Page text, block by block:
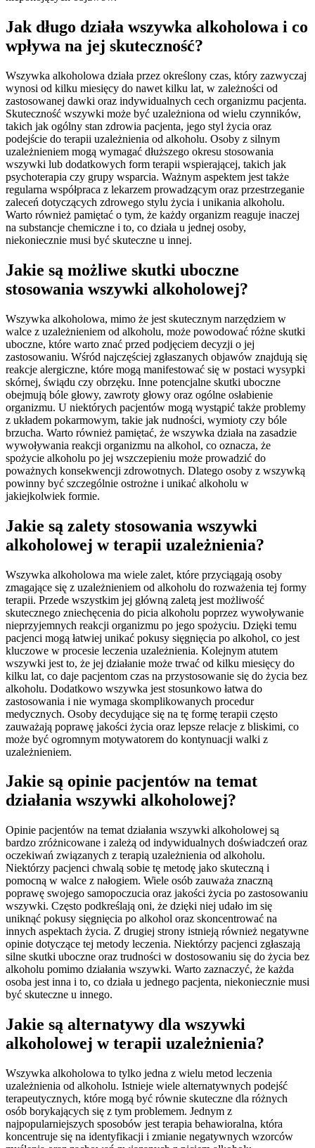
Jak długo działa wszywka alkoholowa i co
wpływa na jej skuteczność?
Wszywka alkoholowa działa przez określony czas, który zazwyczaj
wynosi od kilku miesięcy do nawet kilku lat, w zależności od
zastosowanej dawki oraz indywidualnych cech organizmu pacjenta.
Skuteczność wszywki może być uzależniona od wielu czynników,
takich jak ogólny stan zdrowia pacjenta, jego styl życia oraz
podejście do terapii uzależnienia od alkoholu. Osoby z silnym
uzależnieniem mogą wymagać dłuższego okresu stosowania
wszywki lub dodatkowych form terapii wspierającej, takich jak
psychoterapia czy grupy wsparcia. Ważnym aspektem jest także
regularna współpraca z lekarzem prowadzącym oraz przestrzeganie
zaleceń dotyczących zdrowego stylu życia i unikania alkoholu.
Warto również pamiętać o tym, że każdy organizm reaguje inaczej
na substancje chemiczne i to, co działa u jednej osoby,
niekoniecznie musi być skuteczne u innej.
Jakie są możliwe skutki uboczne
stosowania wszywki alkoholowej?
Wszywka alkoholowa, mimo że jest skutecznym narzędziem w
walce z uzależnieniem od alkoholu, może powodować różne skutki
uboczne, które warto znać przed podjęciem decyzji o jej
zastosowaniu. Wśród najczęściej zgłaszanych objawów znajdują się
reakcje alergiczne, które mogą manifestować się w postaci wysypki
skórnej, świądu czy obrzęku. Inne potencjalne skutki uboczne
obejmują bóle głowy, zawroty głowy oraz ogólne osłabienie
organizmu. U niektórych pacjentów mogą wystąpić także problemy
z układem pokarmowym, takie jak nudności, wymioty czy bóle
brzucha. Warto również pamiętać, że wszywka działa na zasadzie
wywoływania reakcji organizmu na alkohol, co oznacza, że
spożycie alkoholu po jej wszczepieniu może prowadzić do
poważnych konsekwencji zdrowotnych. Dlatego osoby z wszywką
powinny być szczególnie ostrożne i unikać alkoholu w
jakiejkolwiek formie.
Jakie są zalety stosowania wszywki
alkoholowej w terapii uzależnienia?
Wszywka alkoholowa ma wiele zalet, które przyciągają osoby
zmagające się z uzależnieniem od alkoholu do rozważenia tej formy
terapii. Przede wszystkim jej główną zaletą jest możliwość
skutecznego zniechęcenia do picia alkoholu poprzez wywoływanie
nieprzyjemnych reakcji organizmu po jego spożyciu. Dzięki temu
pacjenci mogą łatwiej unikać pokusy sięgnięcia po alkohol, co jest
kluczowe w procesie leczenia uzależnienia. Kolejnym atutem
wszywki jest to, że jej działanie może trwać od kilku miesięcy do
kilku lat, co daje pacjentom czas na przystosowanie się do życia bez
alkoholu. Dodatkowo wszywka jest stosunkowo łatwa do
zastosowania i nie wymaga skomplikowanych procedur
medycznych. Osoby decydujące się na tę formę terapii często
zauważają poprawę jakości życia oraz lepsze relacje z bliskimi, co
może być ogromnym motywatorem do kontynuacji walki z
uzależnieniem.
Jakie są opinie pacjentów na temat
działania wszywki alkoholowej?
Opinie pacjentów na temat działania wszywki alkoholowej są
bardzo zróżnicowane i zależą od indywidualnych doświadczeń oraz
oczekiwań związanych z terapią uzależnienia od alkoholu.
Niektórzy pacjenci chwalą sobie tę metodę jako skuteczną i
pomocną w walce z nałogiem. Wiele osób zauważa znaczną
poprawę swojego samopoczucia oraz jakości życia po zastosowaniu
wszywki. Często podkreślają oni, że dzięki niej udało im się
uniknąć pokusy sięgnięcia po alkohol oraz skoncentrować na
innych aspektach życia. Z drugiej strony istnieją również negatywne
opinie dotyczące tej metody leczenia. Niektórzy pacjenci zgłaszają
silne skutki uboczne oraz trudności w dostosowaniu się do życia bez
alkoholu pomimo działania wszywki. Warto zaznaczyć, że każda
osoba jest inna i to, co działa u jednego pacjenta, niekoniecznie musi
być skuteczne u innego.
Jakie są alternatywy dla wszywki
alkoholowej w terapii uzależnienia?
Wszywka alkoholowa to tylko jedna z wielu metod leczenia
uzależnienia od alkoholu. Istnieje wiele alternatywnych podejść
terapeutycznych, które mogą być równie skuteczne dla różnych
osób borykających się z tym problemem. Jednym z
najpopularniejszych sposobów jest terapia behawioralna, która
koncentruje się na identyfikacji i zmianie negatywnych wzorców